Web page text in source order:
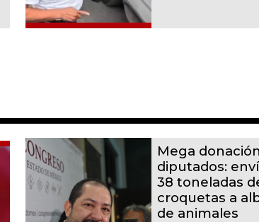
Mega
diputados:
38 toneladas
croquetas a
de animales